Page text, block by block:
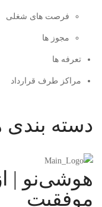
فرصت های شغلی
مجوز ها
تعرفه ها
مراکز طرف قرارداد
دسته
هوشی‌نو |
موفقیت